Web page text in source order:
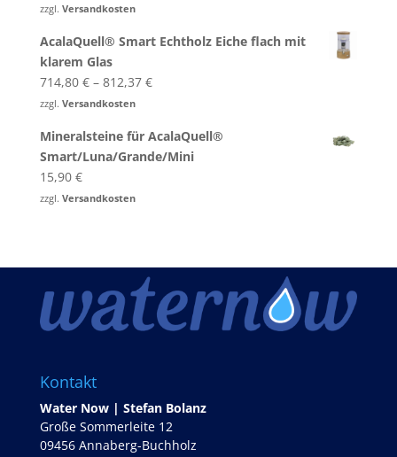
zzgl. Versandkosten
AcalaQuell® Smart Echtholz Eiche flach mit
klarem Glas
714,80 €– 812,37 €
zzgl. Versandkosten
Mineralsteine für AcalaQuell®
Smart/Luna/Grande/Mini
15,90 €
zzgl. Versandkosten
Kontakt
Water Now | Stefan Bolanz
Große Sommerleite 12
09456 Annaberg-Buchholz